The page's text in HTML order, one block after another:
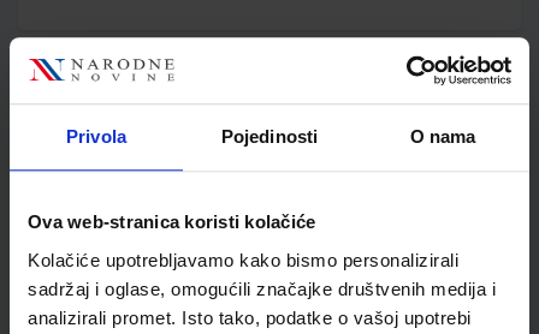
Privola Pojedinosti O nama
Ova web-stranica koristi kolačiće
Kolačiće upotrebljavamo kako bismo personalizirali
sadržaj i oglase, omogućili značajke društvenih medija i
analizirali promet. Isto tako, podatke o vašoj upotrebi
Detalji proizvoda
Šifra proizvoda
941288
Jedinična mjera